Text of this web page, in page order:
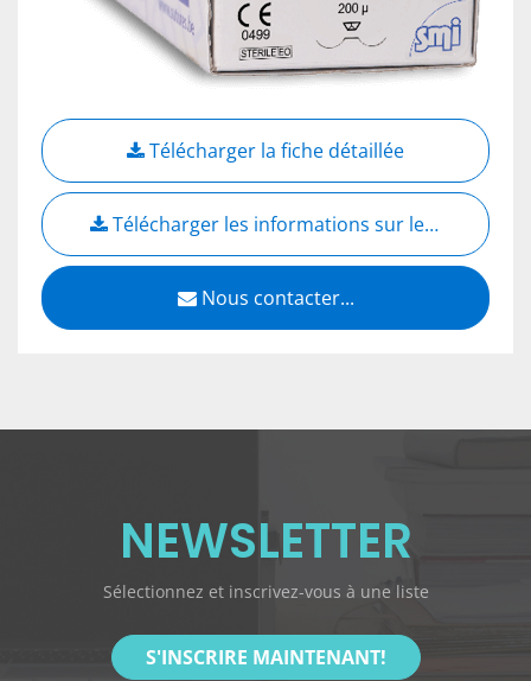
Télécharger la fiche détaillée
Télécharger les informations sur les types d'aiguilles
Nous contacter...
NEWSLETTER
Sélectionnez et inscrivez-vous à une liste
S'INSCRIRE MAINTENANT!